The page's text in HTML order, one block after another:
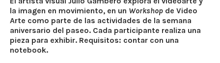
la imagen en movimiento, en un Workshop de Video
Arte como parte de las actividades de la semana
aniversario del paseo. Cada participante realiza una
pieza para exhibir. Requisitos: contar con una
notebook.